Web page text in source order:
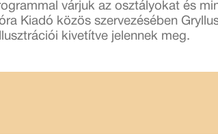
várjuk az osztályokat és
Kiadó közös szervezésében
kivetítve jelennek meg.